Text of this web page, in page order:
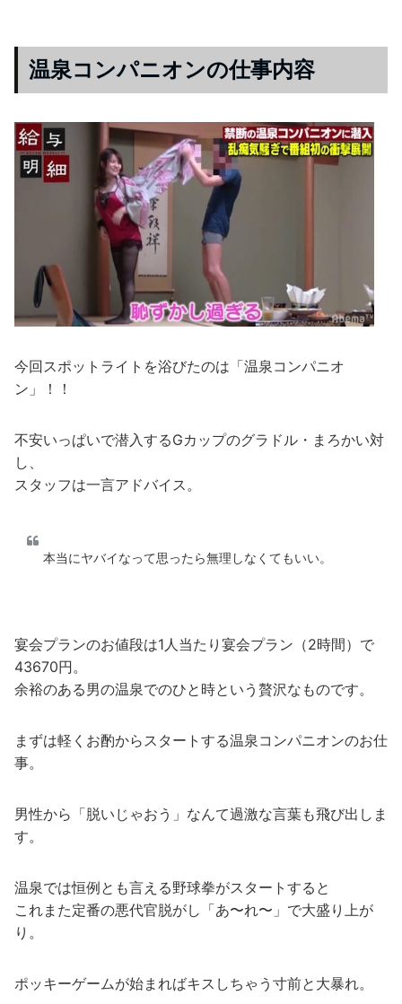
温泉コンパニオンの仕事内容
今回スポットライトを浴びたのは「温泉コンパニオ
ン」！！
不安いっぱいで潜入するGカップのグラドル・まろかい対
し、
スタッフは一言アドバイス。
本当にヤバイなって思ったら無理しなくてもいい。
宴会プランのお値段は1人当たり宴会プラン（2時間）で
43670円。
余裕のある男の温泉でのひと時という贅沢なものです。
まずは軽くお酌からスタートする温泉コンパニオンのお仕
事。
男性から「脱いじゃおう」なんて過激な言葉も飛び出しま
す。
温泉では恒例とも言える野球拳がスタートすると
これまた定番の悪代官脱がし「あ〜れ〜」で大盛り上が
り。
ポッキーゲームが始まればキスしちゃう寸前と大暴れ。